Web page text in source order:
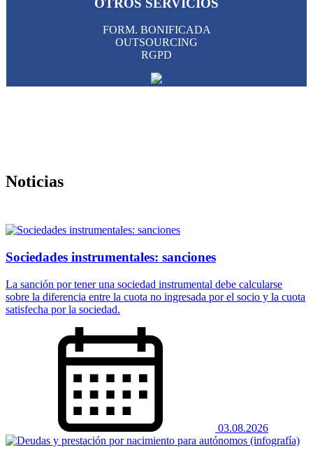
FORM. BONIFICADA
OUTSOURCING
RGPD
Noticias
Sociedades instrumentales: sanciones
La sanción por tener una sociedad instrumental debe calcularse
sobre la diferencia entre la cuota no ingresada por el socio y la cuota
satisfecha por la sociedad.
03.08.2026